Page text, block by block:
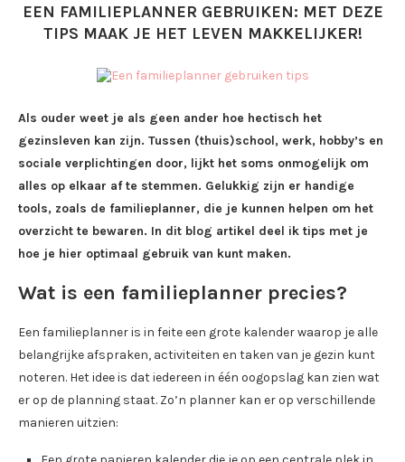
EEN FAMILIEPLANNER GEBRUIKEN: MET DEZE
TIPS MAAK JE HET LEVEN MAKKELIJKER!
Als ouder weet je als geen ander hoe hectisch het
gezinsleven kan zijn. Tussen (thuis)school, werk, hobby’s en
sociale verplichtingen door, lijkt het soms onmogelijk om
alles op elkaar af te stemmen. Gelukkig zijn er handige
tools, zoals de familieplanner, die je kunnen helpen om het
overzicht te bewaren. In dit blog artikel deel ik tips met je
hoe je hier optimaal gebruik van kunt maken.
Wat is een familieplanner precies?
Een familieplanner is in feite een grote kalender waarop je alle
belangrijke afspraken, activiteiten en taken van je gezin kunt
noteren. Het idee is dat iedereen in één oogopslag kan zien wat
er op de planning staat. Zo’n planner kan er op verschillende
manieren uitzien: